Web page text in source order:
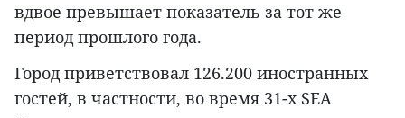
вдвое превышает показатель за тот же
период прошлого года.
Город приветствовал 126.200 иностранных
гостей, в частности, во время 31-х SEA